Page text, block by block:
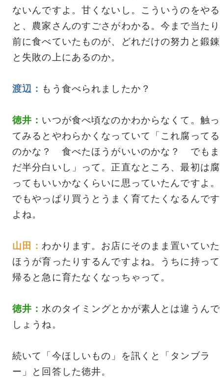
ないんですよ。甘くないし。こういうのをやる
と、農家さんのすごさがわかる。今まで当たり
前に食べていたものが、どれだけの努力と鍛錬
と失敗の上にあるのか。
渡辺： もう食べられましたか？
徳井： いつが食べ頃なのかわからなくて。触っ
てみるとやわらかくなっていて「これ腐ってる
のかな？ 食べたほうがいいのかな？ でもま
だ半分白いし」って。正直なところ、最初は腐
ってもいいかなくらいに思っていたんですよ。
でもやっぱり買うとうまく育てたくなるんです
よね。
山田： わかります。お店にそのまま置いていた
ほうが育ったりするんですよね。うちに持って
帰ると急に育たなくなっちゃって。
徳井： 水のタイミングとかが素人とは違うんで
しょうね。
続いて「今ほしいもの」を訊くと「タンブラ
ー」と回答した徳井。